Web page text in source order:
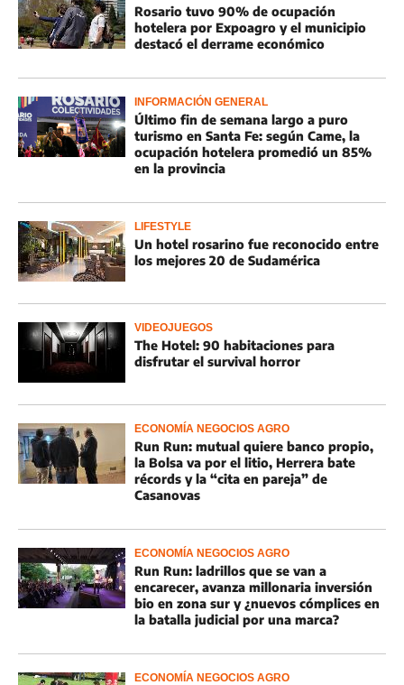
Rosario tuvo 90% de ocupación
hotelera por Expoagro y el municipio
destacó el derrame económico
INFORMACIÓN GENERAL
Último fin de semana largo a puro
turismo en Santa Fe: según Came, la
ocupación hotelera promedió un 85%
en la provincia
LIFESTYLE
Un hotel rosarino fue reconocido entre
los mejores 20 de Sudamérica
VIDEOJUEGOS
The Hotel: 90 habitaciones para
disfrutar el survival horror
ECONOMÍA NEGOCIOS AGRO
Run Run: mutual quiere banco propio,
la Bolsa va por el litio, Herrera bate
récords y la “cita en pareja” de
Casanovas
ECONOMÍA NEGOCIOS AGRO
Run Run: ladrillos que se van a
encarecer, avanza millonaria inversión
bio en zona sur y ¿nuevos cómplices en
la batalla judicial por una marca?
ECONOMÍA NEGOCIOS AGRO